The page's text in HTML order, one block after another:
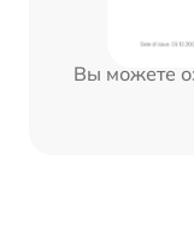
Вы можете